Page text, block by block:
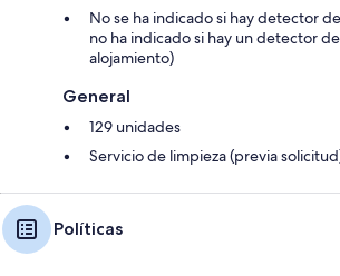
No se ha indicado si hay detector
no ha indicado si hay un detector
alojamiento)
General
129 unidades
Servicio de limpieza (previa
Políticas